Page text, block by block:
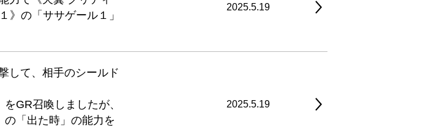
》の「ササゲール１」
2025.5.19
して、相手のシールド
GR召喚しましたが、
の「出た時」の能力を
2025.5.19